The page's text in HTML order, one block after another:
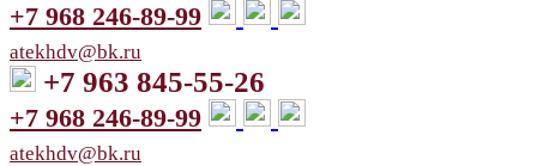
+7 968 246-89-99
atekhdv@bk.ru
+7 963 845-55-26
+7 968 246-89-99
atekhdv@bk.ru